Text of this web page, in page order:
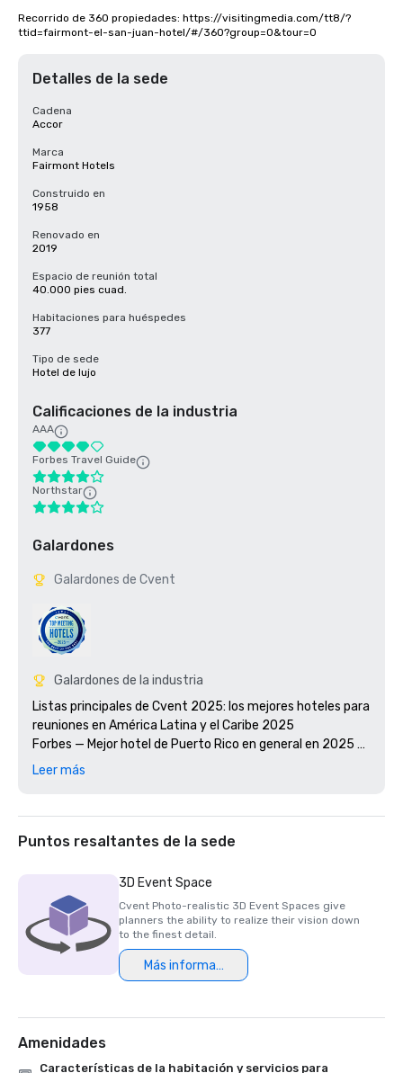
Recorrido de 360 propiedades: https://visitingmedia.com/tt8/?
ttid=fairmont-el-san-juan-hotel/#/360?group=0&tour=0
Detalles de la sede
Cadena
Accor
Marca
Fairmont Hotels
Construido en
1958
Renovado en
2019
Espacio de reunión total
40.000 pies cuad.
Habitaciones para huéspedes
377
Tipo de sede
Hotel de lujo
Calificaciones de la industria
AAA
Forbes Travel Guide
Northstar
Galardones
Galardones de Cvent
Galardones de la industria
Listas principales de Cvent 2025: los mejores hoteles para
reuniones en América Latina y el Caribe 2025
Forbes — Mejor hotel de Puerto Rico en general en 2025
Condé Nast Traveler 2025 Readers' Choice Awards —
Puerto Rico
WedingPro de Wedding Wire - Premio Couple's Choice 2026
Leer más
Puntos resaltantes de la sede
3D Event Space
Cvent Photo-realistic 3D Event Spaces give
planners the ability to realize their vision down
to the finest detail.
Más información
Amenidades
Características de la habitación y servicios para